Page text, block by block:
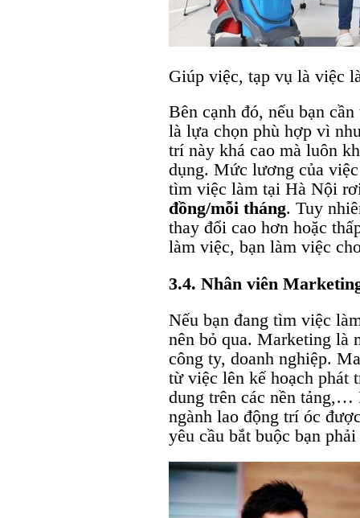
Giúp việc, tạp vụ là việc
Bên cạnh đó, nếu bạn
là lựa chọn phù hợp vì
trí này khá cao mà luôn
dụng. Mức lương của
tìm việc làm tại Hà Nội
đồng/mỗi tháng. Tuy
thay đổi cao hơn hoặc
làm việc, bạn làm việc
3.4. Nhân viên
Nếu bạn đang tìm việc
nên bỏ qua. Marketing là
công ty, doanh nghiệp.
từ việc lên kế hoạch phát
dung trên các nền
ngành lao động trí óc
yêu cầu bắt buộc bạn